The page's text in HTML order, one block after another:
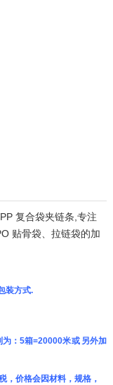
复合袋夹链条,专注
贴骨袋、拉链袋的加
装方式.
：5箱=20000米 或 另外加
，价格会因材料，规格，